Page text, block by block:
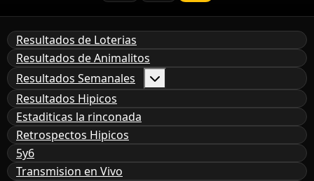
Resultados de Loterias
Resultados de Animalitos
Resultados Semanales
Resultados Hipicos
Estaditicas la rinconada
Retrospectos Hipicos
5y6
Transmision en Vivo